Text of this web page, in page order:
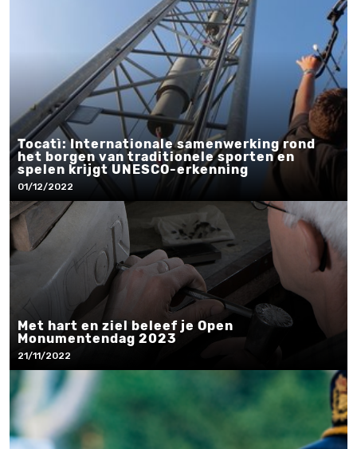
Tocatì: Internationale samenwerking rond
het borgen van traditionele sporten en
spelen krijgt UNESCO-erkenning
01/12/2022
Met hart en ziel beleef je Open
Monumentendag 2023
21/11/2022